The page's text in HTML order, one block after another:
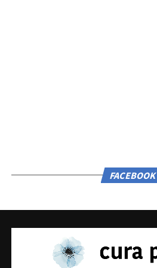
FACEBOOK